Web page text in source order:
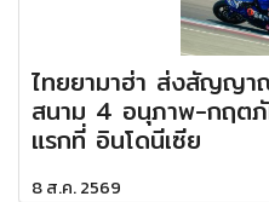
ไทยยามาฮ่า ส่งสัญญา
สนาม 4 อนุภาพ-กฤต
แรกที่ อินโดนีเซีย
8 ส.ค. 2569